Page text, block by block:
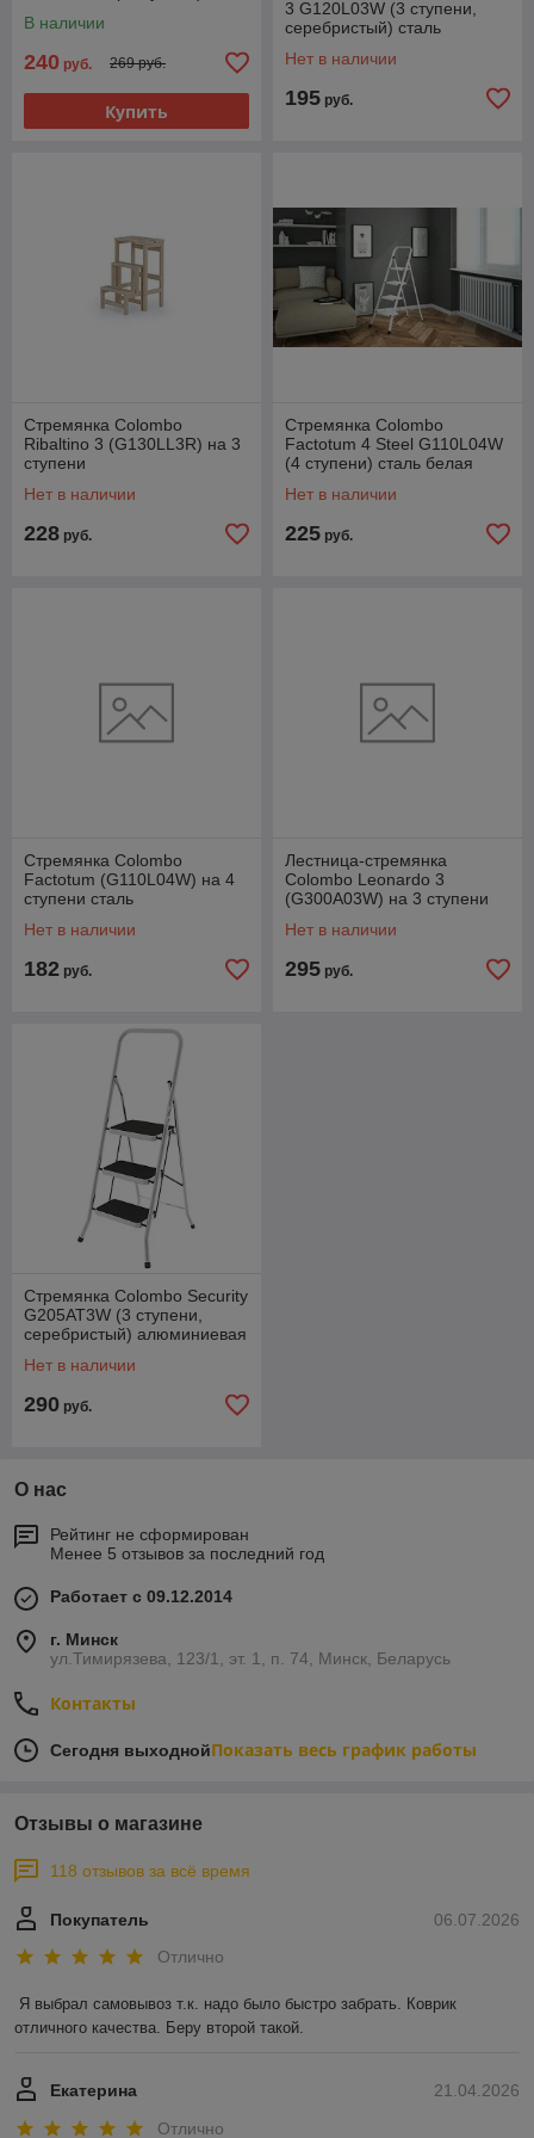
В наличии
240 руб. 269 руб.
Купить
3 G120L03W (3 ступени,
серебристый) сталь
Нет в наличии
195 руб.
Стремянка Colombo
Ribaltino 3 (G130LL3R) на 3
ступени
Нет в наличии
228 руб.
Стремянка Colombo
Factotum 4 Steel G110L04W
(4 ступени) сталь белая
Нет в наличии
225 руб.
Стремянка Colombo
Factotum (G110L04W) на 4
ступени сталь
Нет в наличии
182 руб.
Лестница-стремянка
Colombo Leonardo 3
(G300A03W) на 3 ступени
Нет в наличии
295 руб.
Cтремянка Colombo Security
G205AT3W (3 ступени,
серебристый) алюминиевая
Нет в наличии
290 руб.
О нас
Рейтинг не сформирован
Менее 5 отзывов за последний год
Работает с 09.12.2014
г. Минск
ул.Тимирязева, 123/1, эт. 1, п. 74, Минск, Беларусь
Контакты
Сегодня выходнойПоказать весь график работы
Отзывы о магазине
118 отзывов за всё время
06.07.2026
Покупатель
Отлично
Я выбрал самовывоз т.к. надо было быстро забрать. Коврик
отличного качества. Беру второй такой.
21.04.2026
Екатерина
Отлично